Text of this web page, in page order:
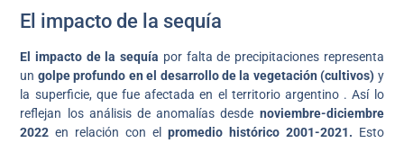
El impacto de la sequía
El impacto de la sequía por falta de precipitaciones representa
un golpe profundo en el desarrollo de la vegetación (cultivos) y
la superficie, que fue afectada en el territorio argentino . Así lo
reflejan los análisis de anomalías desde noviembre-diciembre
2022en relación con el promedio histórico 2001-2021. Esto